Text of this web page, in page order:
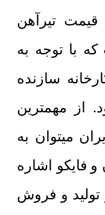
قیمت تیرآهن
با توجه به
سازنده
از مهمترین
میتوان به
فایکو اشاره
و فروش